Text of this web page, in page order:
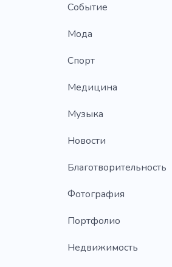
Событие
Мода
Cпорт
Медицина
Музыка
Новости
Благотворительность
Фотография
Портфолио
Недвижимость